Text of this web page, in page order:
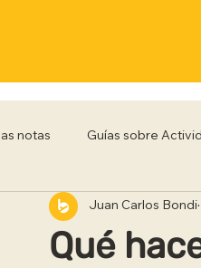
notas Guías sobre
Corrientes
Qué
Juan Carlos Bondi